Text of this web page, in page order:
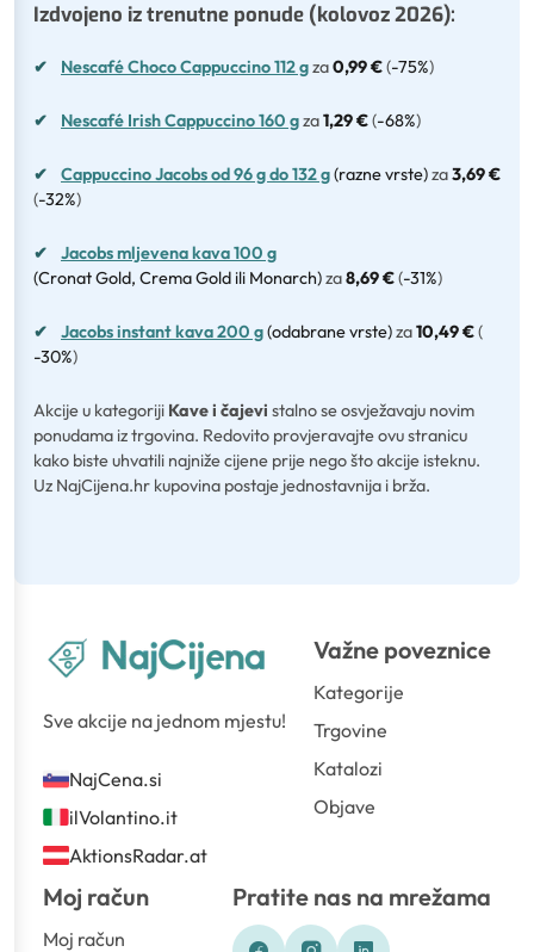
Izdvojeno iz trenutne ponude (kolovoz 2026):
✔ Nescafé Choco Cappuccino 112 gza0,99 €(-75%)
✔ Nescafé Irish Cappuccino 160 gza1,29 €(-68%)
✔ Cappuccino Jacobs od 96 g do 132 g(razne vrste)za3,69 €
(-32%)
✔
Jacobs mljevena kava 100 g
(Cronat Gold, Crema Gold ili Monarch)za8,69 €(-31%)
✔ Jacobs instant kava 200 g(odabrane vrste)za10,49 €(
-30%)
Akcije u kategoriji Kave i čajevi stalno se osvježavaju novim
ponudama iz trgovina. Redovito provjeravajte ovu stranicu
kako biste uhvatili najniže cijene prije nego što akcije isteknu.
Uz NajCijena.hr kupovina postaje jednostavnija i brža.
Sve akcije na jednom mjestu!
NajCena.si
ilVolantino.it
AktionsRadar.at
Važne poveznice
Kategorije
Trgovine
Katalozi
Objave
Moj račun
Moj račun
Pratite nas na mrežama